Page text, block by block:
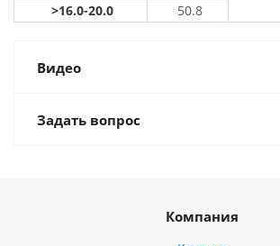
>16.0-20.0
50.8
Видео
Задать вопрос
Компания